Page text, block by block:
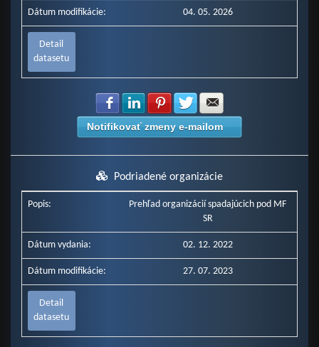
Dátum modifikácie: 04. 05. 2026
Detail
datasetu
Zdielať na Facebook
Zdielať na LinkedIn
Zdielať na Pinterest
Zdielať na Twitter
Notifikovať zmeny e-mailom
Podriadené organizácie
Popis:
Prehľad organizácií spadajúcich pod MF
SR
Dátum vydania: 02. 12. 2022
Dátum modifikácie: 27. 07. 2023
Detail
datasetu